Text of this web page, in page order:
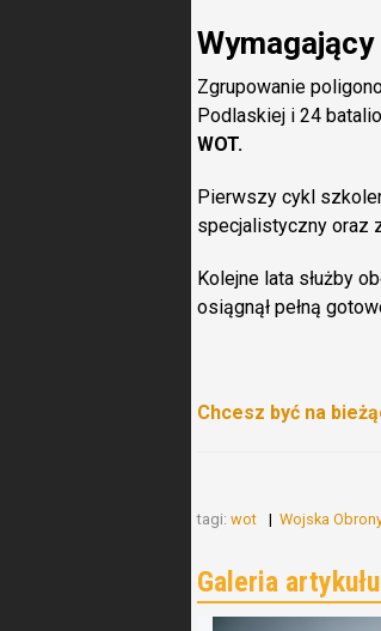
Zgrupowanie
Podlaskiej i 24
WOT.
Pierwszy cykl
specjalistyczny oraz
Kolejne lata służby
osiągnął pełną
Chcesz być na
tagi: wot Wojska